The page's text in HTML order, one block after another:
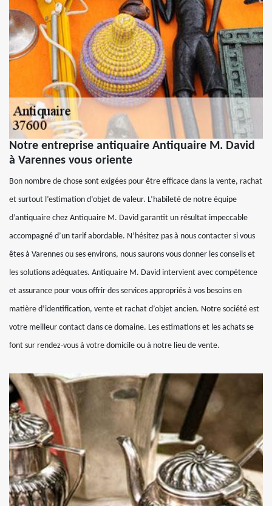
Notre entreprise antiquaire Antiquaire M. David
à Varennes vous oriente
Bon nombre de chose sont exigées pour être efficace dans la vente, rachat
et surtout l’estimation d’objet de valeur. L’habileté de notre équipe
d’antiquaire chez Antiquaire M. David garantit un résultat impeccable
accompagné d’un tarif abordable. N’hésitez pas à nous contacter si vous
êtes à Varennes ou ses environs, nous saurons vous donner les conseils et
les solutions adéquates. Antiquaire M. David intervient avec compétence
et assurance pour vous offrir des services appropriés à vos besoins en
matière d’identification, vente et rachat d’objet ancien. Notre société est
votre meilleur contact dans ce domaine. Les estimations et les achats se
font sur rendez-vous à votre domicile ou à notre lieu de vente.